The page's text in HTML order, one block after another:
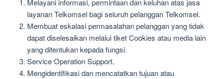
Melayani informasi, permintaan dan keluhan atas jasa
layanan Telkomsel bagi seluruh pelanggan Telkomsel.
Membuat eskalasi permasalahan pelanggan yang tidak
dapat diselesaikan melalui tiket Cookies atau media lain
yang ditentukan kepada fungsi.
Service Operation Support.
Mengidentifikasi dan mencatatkan tujuan atau